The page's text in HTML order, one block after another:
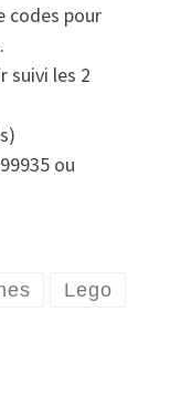
codes pour
suivi les 2
ou
Lego